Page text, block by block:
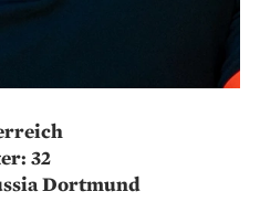
32
Dortmund